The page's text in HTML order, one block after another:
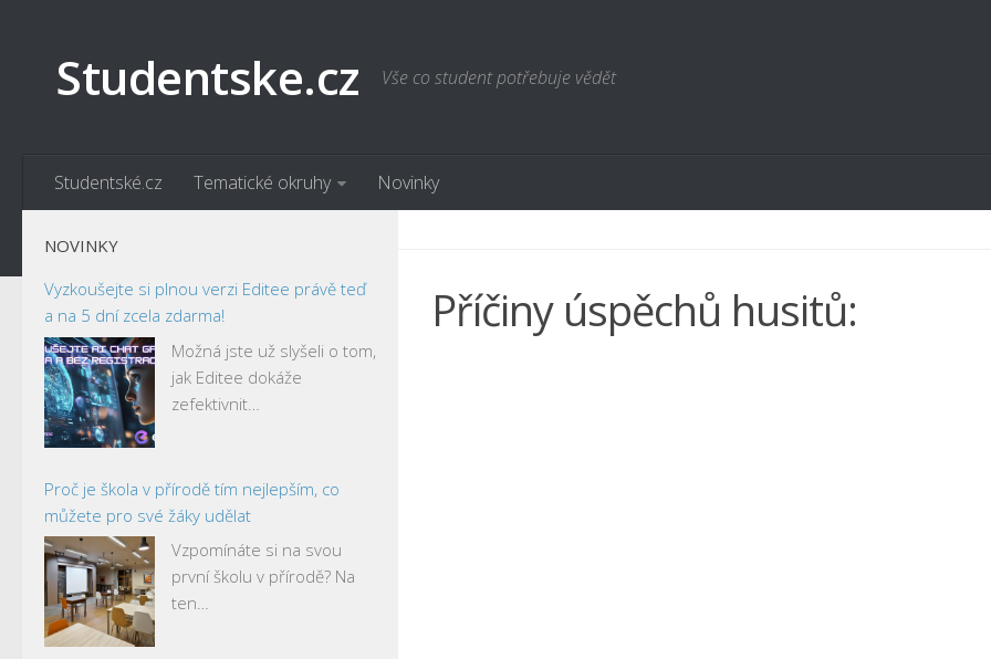
Studentske.cz Vše co student potřebuje vědět
Studentské.cz Tematické okruhy Novinky
Příčiny úspěchů husitů:
NOVINKY
Vyzkoušejte si plnou verzi Editee právě teď
a na 5 dní zcela zdarma!
Možná jste už slyšeli o tom,
jak Editee dokáže
zefektivnit…
Proč je škola v přírodě tím nejlepším, co
můžete pro své žáky udělat
Vzpomínáte si na svou
první školu v přírodě? Na
ten…